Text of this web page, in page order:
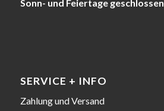
Sonn- und Feiertage geschlossen.
SERVICE + INFO
Zahlung und Versand